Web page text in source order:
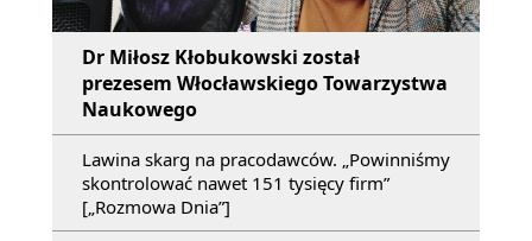
Dr Miłosz Kłobukowski został
prezesem Włocławskiego Towarzystwa
Naukowego
Lawina skarg na pracodawców. „Powinniśmy
skontrolować nawet 151 tysięcy firm”
[„Rozmowa Dnia”]